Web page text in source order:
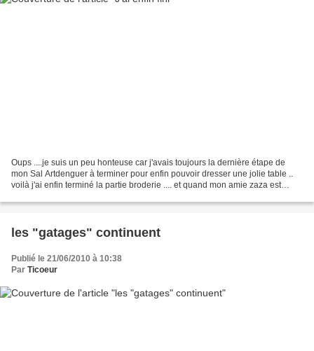
Oups ....je suis un peu honteuse car j'avais toujours la dernière étape de
mon Sal Artdenguer à terminer pour enfin pouvoir dresser une jolie table ..
voilà j'ai enfin terminé la partie broderie .... et quand mon amie zaza est
les "gatages" continuent
Publié le 21/06/2010 à 10:38
Par Ticoeur